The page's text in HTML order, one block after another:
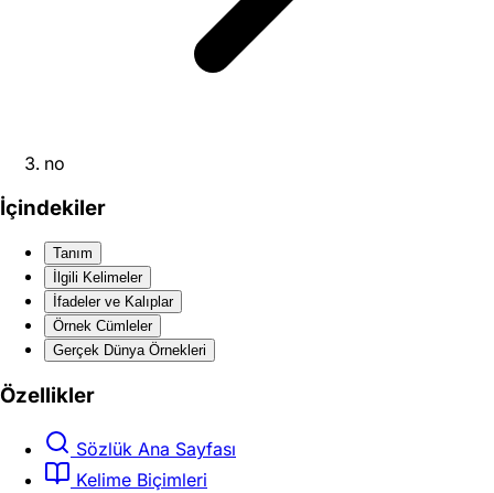
no
İçindekiler
Tanım
İlgili Kelimeler
İfadeler ve Kalıplar
Örnek Cümleler
Gerçek Dünya Örnekleri
Özellikler
Sözlük Ana Sayfası
Kelime Biçimleri